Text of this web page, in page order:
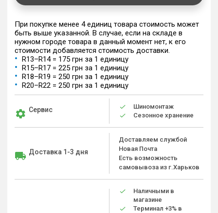
При покупке менее 4 единиц товара стоимость может
быть выше указанной. В случае, если на складе в
нужном городе товара в данный момент нет, к его
стоимости добавляется стоимость доставки.
R13–R14 = 175 грн за 1 единицу
R15–R17 = 225 грн за 1 единицу
R18–R19 = 250 грн за 1 единицу
R20–R22 = 250 грн за 1 единицу
Сервис
Шиномонтаж
Сезонное хранение
Доставка 1-3 дня
Доставляем службой
Новая Почта
Есть возможность
самовывоза из г.Харьков
Наличными в
магазине
Терминал +3% в